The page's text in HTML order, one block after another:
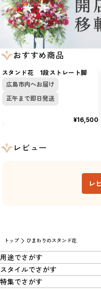
トップ ひまわりのスタンド花
おすすめ商品
スタンド花 1段ストレート脚
広島市内へお届け
正午まで即日発送
¥16,500
レビュー
レ
用途でさがす
スタイルでさがす
特集でさがす